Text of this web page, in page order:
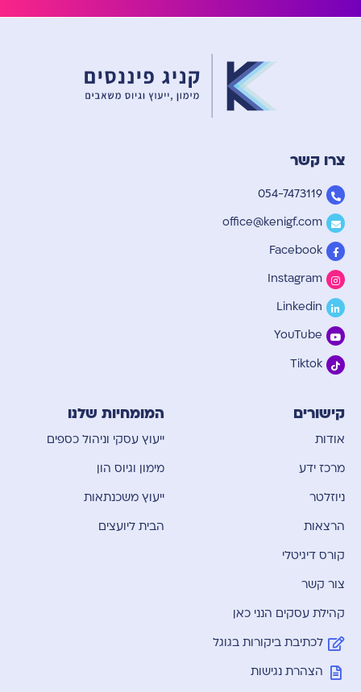
צרו קשר
054-7473119
office@kenigf.com
Facebook
Instagram
Linkedin
YouTube
Tiktok
קישורים
אודות
מרכז ידע
ניוזלטר
הרצאות
קורס דיגיטלי
צור קשר
קהילת עסקים הנני כאן
לכתיבת ביקורות בגוגל
הצהרת נגישות
המומחיות שלנו
ייעוץ עסקי וניהול כספים
מימון וגיוס הון
ייעוץ משכנתאות
הבית ליועצים